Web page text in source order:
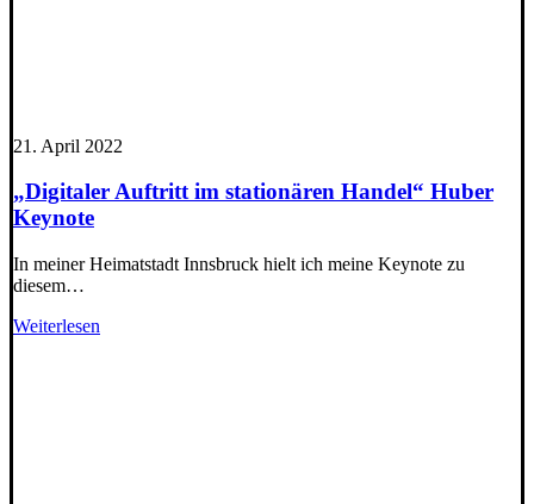
21. April 2022
„Digitaler Auftritt im stationären Handel“ Huber
Keynote
In meiner Heimatstadt Innsbruck hielt ich meine Keynote zu
diesem…
Weiterlesen